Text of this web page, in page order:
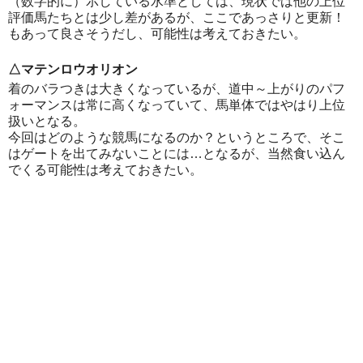
評価馬たちとは少し差があるが、ここであっさりと更新！
もあって良さそうだし、可能性は考えておきたい。
△マテンロウオリオン
着のバラつきは大きくなっているが、道中～上がりのパフ
ォーマンスは常に高くなっていて、馬単体ではやはり上位
扱いとなる。
今回はどのような競馬になるのか？というところで、そこ
はゲートを出てみないことには…となるが、当然食い込ん
でくる可能性は考えておきたい。